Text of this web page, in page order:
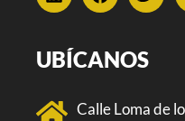
UBÍCANOS
Calle Loma de